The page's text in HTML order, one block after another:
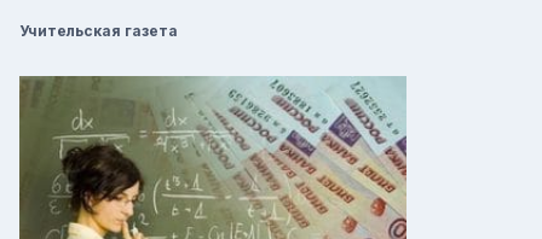
Учительская газета